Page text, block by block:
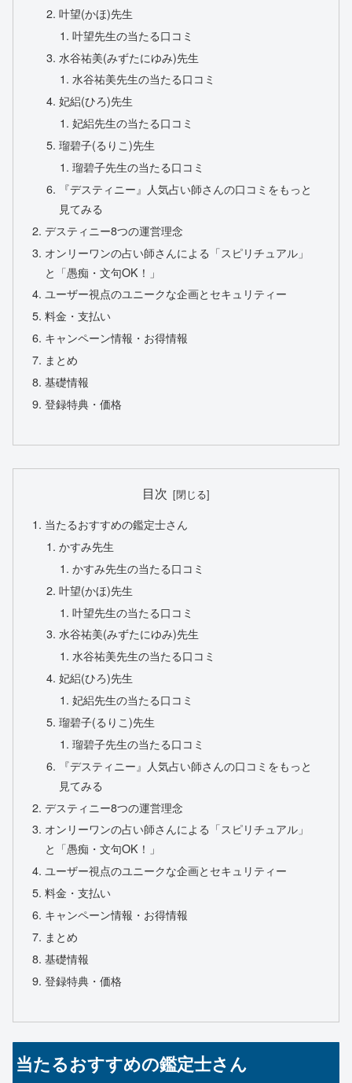
叶望(かほ)先生
叶望先生の当たる口コミ
水谷祐美(みずたにゆみ)先生
水谷祐美先生の当たる口コミ
妃絽(ひろ)先生
妃絽先生の当たる口コミ
瑠碧子(るりこ)先生
瑠碧子先生の当たる口コミ
『デスティニー』人気占い師さんの口コミをもっと
見てみる
デスティニー8つの運営理念
オンリーワンの占い師さんによる「スピリチュアル」
と「愚痴・文句OK！」
ユーザー視点のユニークな企画とセキュリティー
料金・支払い
キャンペーン情報・お得情報
まとめ
基礎情報
登録特典・価格
目次
当たるおすすめの鑑定士さん
かすみ先生
かすみ先生の当たる口コミ
叶望(かほ)先生
叶望先生の当たる口コミ
水谷祐美(みずたにゆみ)先生
水谷祐美先生の当たる口コミ
妃絽(ひろ)先生
妃絽先生の当たる口コミ
瑠碧子(るりこ)先生
瑠碧子先生の当たる口コミ
『デスティニー』人気占い師さんの口コミをもっと
見てみる
デスティニー8つの運営理念
オンリーワンの占い師さんによる「スピリチュアル」
と「愚痴・文句OK！」
ユーザー視点のユニークな企画とセキュリティー
料金・支払い
キャンペーン情報・お得情報
まとめ
基礎情報
登録特典・価格
当たるおすすめの鑑定士さん